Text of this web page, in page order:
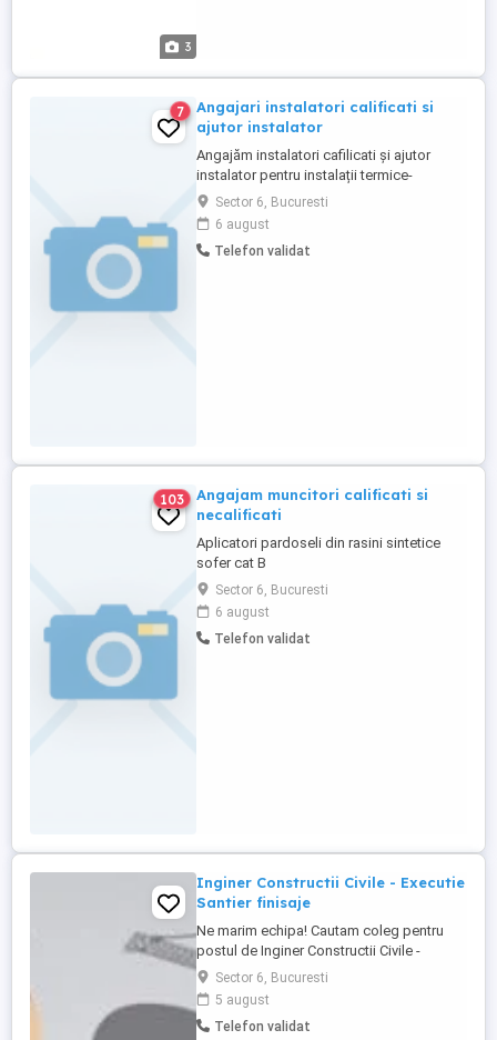
3
7
Angajari instalatori calificati si
ajutor instalator
Angajăm instalatori cafilicati și ajutor
instalator pentru instalații termice-
sanitare. Se lucrează în toate sectoarele
din București. Salariu atractiv + carte de
munca
Sector 6, Bucuresti
6 august
Telefon validat
103
Angajam muncitori calificati si
necalificati
Aplicatori pardoseli din rasini sintetice
sofer cat B
Sector 6, Bucuresti
6 august
Telefon validat
Inginer Constructii Civile - Executie
Santier finisaje
Ne marim echipa! Cautam coleg pentru
postul de Inginer Constructii Civile -
Executie Santier Finisaje Ce asteptari
avem de la noul coleg? Experienta in
domeniul constructiilor pe o pozitie
similara in executie (coordonare santier)
Sector 6, Bucuresti
5 august
Telefon validat